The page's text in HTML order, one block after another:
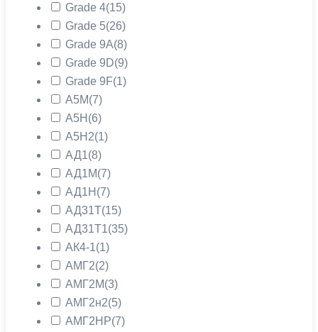
Grade 4(15)
Grade 5(26)
Grade 9A(8)
Grade 9D(9)
Grade 9F(1)
А5М(7)
А5Н (6)
А5Н2(1)
АД1(8)
АД1М(7)
АД1Н (7)
АД31Т(15)
АД31Т1(35)
АК4-1(1)
АМГ2(2)
АМГ2М(3)
АМГ2н2(5)
АМГ2НР(7)